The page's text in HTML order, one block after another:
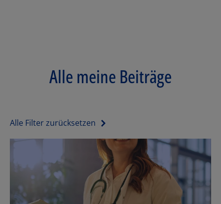
Alle meine Beiträge
Alle Filter zurücksetzen